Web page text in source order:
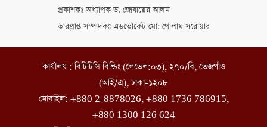
প্রকাশকঃ অধ্যাপক ড. জোবায়ের আলম
ভারপ্রাপ্ত সম্পাদকঃ এডভোকেট মো: গোলাম সরোয়ার
কার্যালয় : বিটিটিসি বিল্ডিং (লেভেল:০৩), ২৭০/বি, তেজগাঁও
(আই/এ), ঢাকা-১২০৮
মোবাইল: +880 2-8878026, +880 1736 786915,
+880 1300 126 624